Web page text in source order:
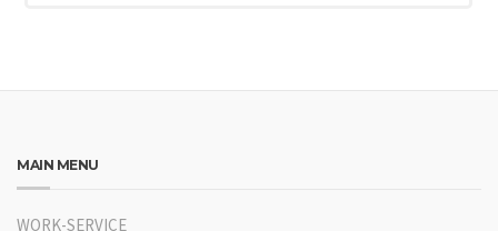
MAIN MENU
WORK-SERVICE